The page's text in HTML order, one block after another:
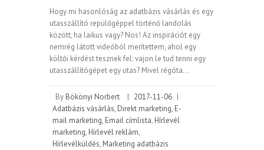
Hogy mi hasonlóság az adatbázis vásárlás és egy
utasszállító repülőgéppel történő landolás
között, ha laikus vagy? Nos! Az inspirációt egy
nemrég látott videóból merítettem, ahol egy
költői kérdést tesznek fel: vajon le tud tenni egy
utasszállítógépet egy utas? Mivel régóta…
By Bökönyi Norbert | 2017-11-06 |
Adatbázis vásárlás, Direkt marketing, E-
mail marketing, Email címlista, Hírlevél
marketing, Hírlevél reklám,
Hírlevélküldés, Marketing adatbázis